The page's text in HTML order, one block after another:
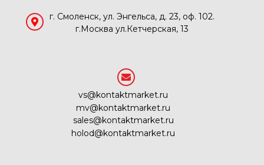
г. Смоленск, ул. Энгельса, д. 23, оф. 102.
г.Москва ул.Кетчерская, 13
vs@kontaktmarket.ru
mv@kontaktmarket.ru
sales@kontaktmarket.ru
holod@kontaktmarket.ru